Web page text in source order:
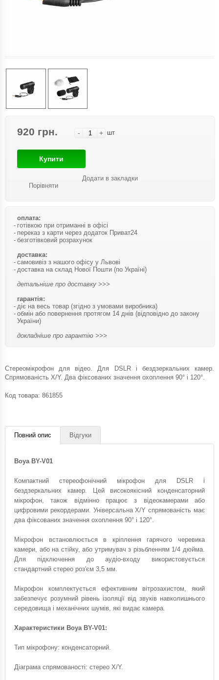
920 грн. - + шт
Купити
Порівняти
Додати в закладки
оплата:
готівкою при отриманні в офісі
переказ з карти через додаток Приват24
безготівковий розрахунок
доставка:
самовивіз з нашого офісу у Львові
доставка на склад Нової Пошти (по Україні)
детальніше про доставку >>>
гарантія:
діє на весь товар (згідно з умовами виробника)
обмін або повернення протягом 14 днів (відповідно до закону
України)
докладніше про гарантію >>>
Стереомікрофон для відео. Для DSLR і бездзеркальних камер.
Спрямованість X/Y. Два фіксованих значення охоплення 90° і 120°.
Код товара: 861855
Повний опис Відгуки
Boya BY-V01
Компактний стереофонічний мікрофон для DSLR і
бездзеркальних камер. Цей високоякісний конденсаторний
мікрофон, також відмінно працює з відеокамерами або
цифровими рекордерами. Універсальна X/Y спрямованість має
два фіксованих значення охоплення 90° і 120°.
Мікрофон встановлюється в кріплення гарячого черевика
камери, або на стійку, або утримувач з різьбленням 1/4 дюйма.
Для підключення до аудіо-входу використовується
стандартний стерео роз'єм 3,5 мм.
Мікрофон комплектується ефективним вітрозахистом, який
забезпечує розумний рівень ізоляції від звуків навколишнього
середовища і механічних шумів, які видає камера.
Характеристики Boya BY-V01:
Тип мікрофону: конденсаторний.
Діаграма спрямованості: стерео X/Y.